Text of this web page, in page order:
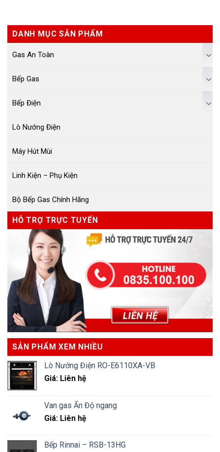
DANH MỤC SẢN PHẨM
Gas An Toàn
Bếp Gas
Bếp Điện
Lò Nướng Điện
Máy Hút Mùi
Linh Kiện – Phụ Kiện
Bộ Bếp Gas Chính Hãng
HỖ TRỢ TRỰC TUYẾN
SẢN PHẨM XEM NHIỀU
Lò Nướng Điện RO-E6110XA-VB
Giá: Liên hệ
Van gas Ấn Độ ngang
Giá: Liên hệ
Bếp Rinnai – RSB-13HG